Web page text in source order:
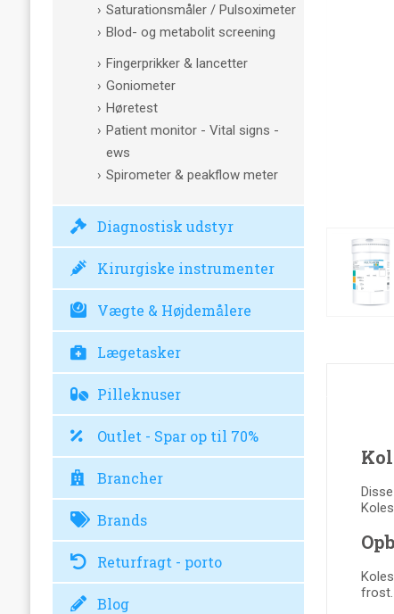
Saturationsmåler / Pulsoximeter
Blod- og metabolit screening
Fingerprikker & lancetter
Goniometer
Høretest
Patient monitor - Vital signs -
ews
Spirometer & peakflow meter
Diagnostisk udstyr
Kirurgiske instrumenter
Vægte & Højdemålere
Lægetasker
Pilleknuser
Outlet - Spar op til 70%
Brancher
Brands
Returfragt - porto
Blog
frost.